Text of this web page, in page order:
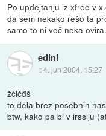
Po updejtanju iz xfree v
da sem nekako rešo ta
samo to ni več neka ovira.
edini
::4. jun 2004, 15:27
žćlčđš
to dela brez posebnih
btw, kako pa bi v irssiju